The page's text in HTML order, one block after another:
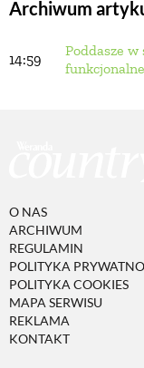
Archiwum
14:59
Poddasze
O NAS
ARCHIWUM
REGULAMIN
POLITYKA
POLITYKA COOKIES
MAPA SERWISU
REKLAMA
KONTAKT